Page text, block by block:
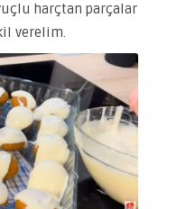
harçtan parçalar
verelim.